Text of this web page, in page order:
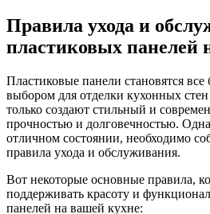
Правила ухода и
пластиковых панелей
Пластиковые панели становятся
выбором для отделки кухонных
только создают стильный и
прочностью и долговечностью.
отличном состоянии, необходимо
правила ухода и обслуживания.
Вот некоторые основные правила,
поддерживать красоту и
панелей на вашей кухне: